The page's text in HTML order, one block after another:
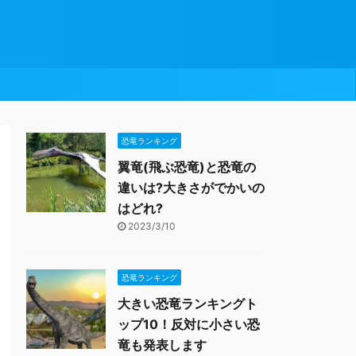
恐竜ランキング
翼竜(飛ぶ恐竜)と恐竜の
違いは?大きさがでかいの
はどれ?
2023/3/10
恐竜ランキング
大きい恐竜ランキングト
ップ10！反対に小さい恐
竜も発表します